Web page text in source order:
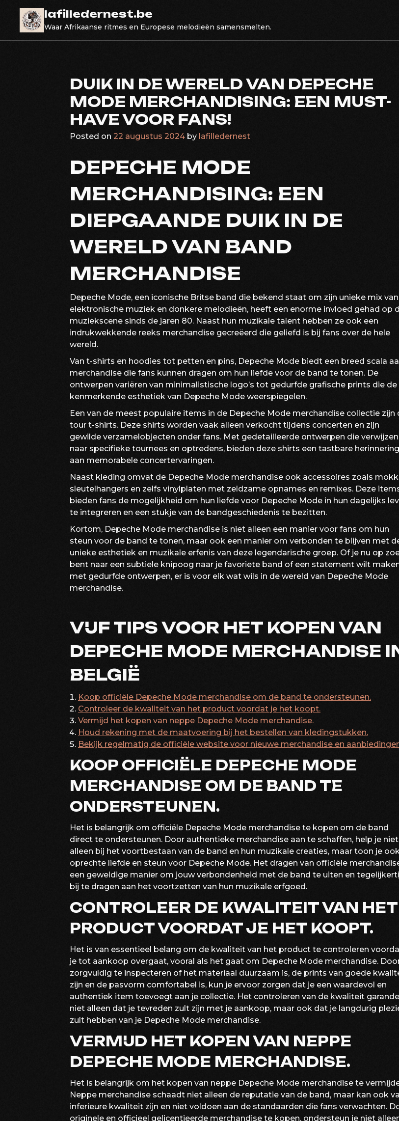
content
lafilledernest.be
Waar Afrikaanse ritmes en Europese melodieën samensmelten.
DUIK IN DE WERELD VAN DEPECHE
MODE MERCHANDISING: EEN MUST-
HAVE VOOR FANS!
Posted on 22 augustus 2024 by lafilledernest
DEPECHE MODE
MERCHANDISING: EEN
DIEPGAANDE DUIK IN DE
WERELD VAN BAND
MERCHANDISE
Depeche Mode, een iconische Britse band die bekend staat om zijn unieke mix van
elektronische muziek en donkere melodieën, heeft een enorme invloed gehad op
muziekscene sinds de jaren 80. Naast hun muzikale talent hebben ze ook een
indrukwekkende reeks merchandise gecreëerd die geliefd is bij fans over de hele
wereld.
Van t-shirts en hoodies tot petten en pins, Depeche Mode biedt een breed scala
merchandise die fans kunnen dragen om hun liefde voor de band te tonen. De
ontwerpen variëren van minimalistische logo’s tot gedurfde grafische prints die de
kenmerkende esthetiek van Depeche Mode weerspiegelen.
Een van de meest populaire items in de Depeche Mode merchandise collectie zijn
tour t-shirts. Deze shirts worden vaak alleen verkocht tijdens concerten en zijn
gewilde verzamelobjecten onder fans. Met gedetailleerde ontwerpen die verwijzen
naar specifieke tournees en optredens, bieden deze shirts een tastbare herinnering
aan memorabele concertervaringen.
Naast kleding omvat de Depeche Mode merchandise ook accessoires zoals
sleutelhangers en zelfs vinylplaten met zeldzame opnames en remixes. Deze
bieden fans de mogelijkheid om hun liefde voor Depeche Mode in hun dagelijks
te integreren en een stukje van de bandgeschiedenis te bezitten.
Kortom, Depeche Mode merchandise is niet alleen een manier voor fans om hun
steun voor de band te tonen, maar ook een manier om verbonden te blijven met
unieke esthetiek en muzikale erfenis van deze legendarische groep. Of je nu op
bent naar een subtiele knipoog naar je favoriete band of een statement wilt
met gedurfde ontwerpen, er is voor elk wat wils in de wereld van Depeche Mode
merchandise.
VIJF TIPS VOOR HET KOPEN VAN
DEPECHE MODE MERCHANDISE
BELGIË
Koop officiële Depeche Mode merchandise om de band te ondersteunen.
Controleer de kwaliteit van het product voordat je het koopt.
Vermijd het kopen van neppe Depeche Mode merchandise.
Houd rekening met de maatvoering bij het bestellen van kledingstukken.
Bekijk regelmatig de officiële website voor nieuwe merchandise en
KOOP OFFICIËLE DEPECHE MODE
MERCHANDISE OM DE BAND TE
ONDERSTEUNEN.
Het is belangrijk om officiële Depeche Mode merchandise te kopen om de band
direct te ondersteunen. Door authentieke merchandise aan te schaffen, help je niet
alleen bij het voortbestaan van de band en hun muzikale creaties, maar toon je
oprechte liefde en steun voor Depeche Mode. Het dragen van officiële
een geweldige manier om jouw verbondenheid met de band te uiten en
bij te dragen aan het voortzetten van hun muzikale erfgoed.
CONTROLEER DE KWALITEIT VAN HET
PRODUCT VOORDAT JE HET KOOPT.
Het is van essentieel belang om de kwaliteit van het product te controleren
je tot aankoop overgaat, vooral als het gaat om Depeche Mode merchandise.
zorgvuldig te inspecteren of het materiaal duurzaam is, de prints van goede
zijn en de pasvorm comfortabel is, kun je ervoor zorgen dat je een waardevol en
authentiek item toevoegt aan je collectie. Het controleren van de kwaliteit
niet alleen dat je tevreden zult zijn met je aankoop, maar ook dat je langdurig
zult hebben van je Depeche Mode merchandise.
VERMIJD HET KOPEN VAN NEPPE
DEPECHE MODE MERCHANDISE.
Het is belangrijk om het kopen van neppe Depeche Mode merchandise te
Neppe merchandise schaadt niet alleen de reputatie van de band, maar kan ook
inferieure kwaliteit zijn en niet voldoen aan de standaarden die fans verwachten.
originele en officieel gelicentieerde merchandise te kopen, ondersteun je niet